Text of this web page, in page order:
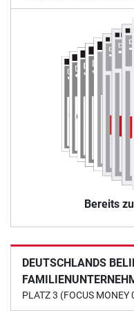
Bereits
DEUTSCHLANDS
PLATZ 3 (FOCUS